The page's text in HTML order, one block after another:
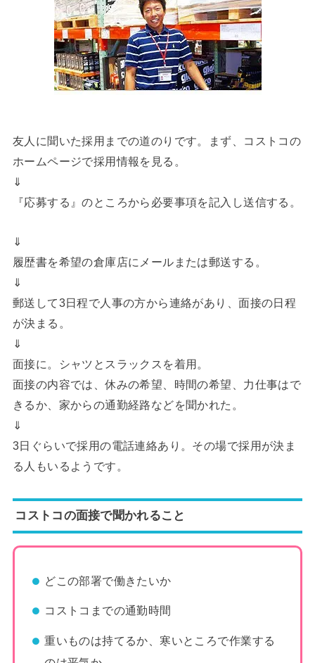
友人に聞いた採用までの道のりです。まず、コストコの
ホームページで採用情報を見る。
⇓
『応募する』のところから必要事項を記入し送信する。
⇓
履歴書を希望の倉庫店にメールまたは郵送する。
⇓
郵送して3日程で人事の方から連絡があり、面接の日程
が決まる。
⇓
面接に。シャツとスラックスを着用。
面接の内容では、休みの希望、時間の希望、力仕事はで
きるか、家からの通勤経路などを聞かれた。
⇓
3日ぐらいで採用の電話連絡あり。その場で採用が決ま
る人もいるようです。
コストコの面接で聞かれること
どこの部署で働きたいか
コストコまでの通勤時間
重いものは持てるか、寒いところで作業する